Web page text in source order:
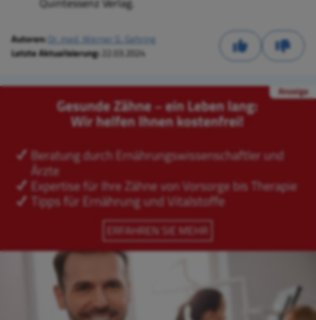
Autoren: Dr. med. Werner G. Gehring
Letzte Aktualisierung: 22.03.2024